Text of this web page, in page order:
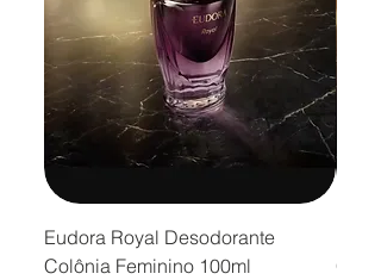
Eudora Royal Desodorante
Colônia Feminino 100ml